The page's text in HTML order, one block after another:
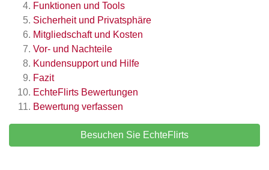
Funktionen und Tools
Sicherheit und Privatsphäre
Mitgliedschaft und Kosten
Vor- und Nachteile
Kundensupport und Hilfe
Fazit
EchteFlirts Bewertungen
Bewertung verfassen
Besuchen Sie EchteFlirts